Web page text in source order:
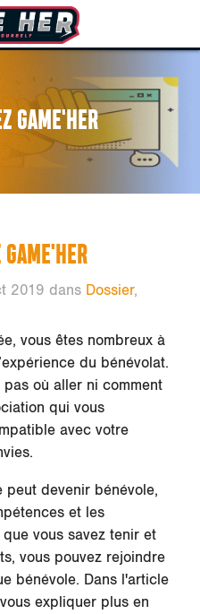
GAME'HER
GAME'HER
2019 dans Dossier,
vous êtes nombreux à
du bénévolat.
où aller ni comment
qui vous
avec votre
peut devenir bénévole,
et les
vous savez tenir et
vous pouvez rejoindre
bénévole. Dans l'article
expliquer plus en